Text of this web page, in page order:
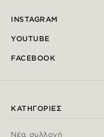
INSTAGRAM
YOUTUBE
FACEBOOK
ΚΑΤΗΓΟΡΊΕΣ
Νέα συλλογή